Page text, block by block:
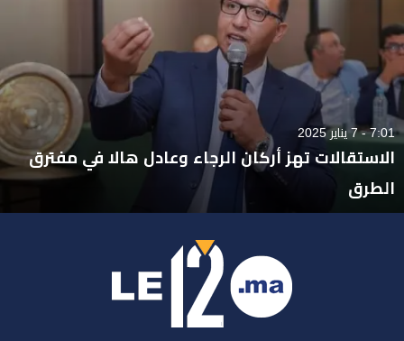
7:01 - 7 يناير 2025
الاستقالات تهز أركان الرجاء وعادل هالا في مفترق
الطرق